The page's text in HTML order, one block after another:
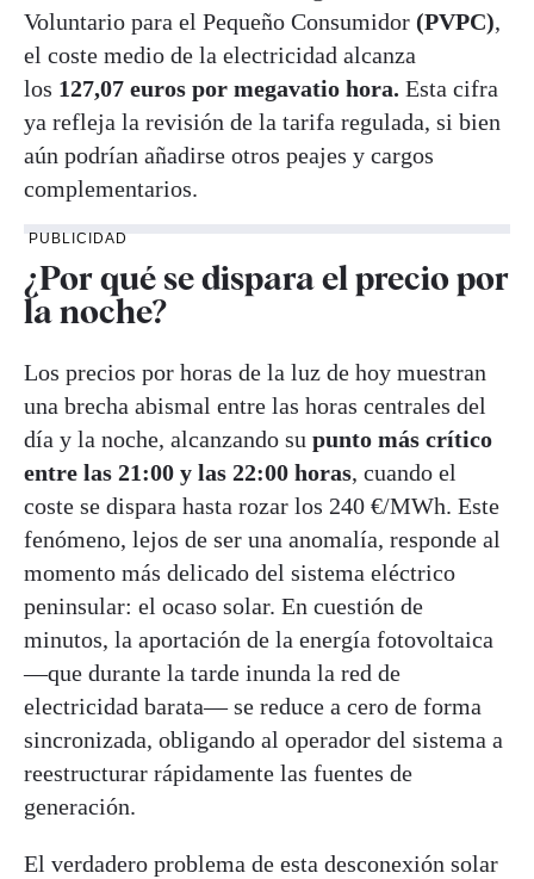
Voluntario para el Pequeño Consumidor (PVPC),
el coste medio de la electricidad alcanza
los 127,07 euros por megavatio hora. Esta cifra
ya refleja la revisión de la tarifa regulada, si bien
aún podrían añadirse otros peajes y cargos
complementarios.
PUBLICIDAD
¿Por qué se dispara el precio por
la noche?
Los precios por horas de la luz de hoy muestran
una brecha abismal entre las horas centrales del
día y la noche, alcanzando su punto más crítico
entre las 21:00 y las 22:00 horas, cuando el
coste se dispara hasta rozar los 240 €/MWh. Este
fenómeno, lejos de ser una anomalía, responde al
momento más delicado del sistema eléctrico
peninsular: el ocaso solar. En cuestión de
minutos, la aportación de la energía fotovoltaica
—que durante la tarde inunda la red de
electricidad barata— se reduce a cero de forma
sincronizada, obligando al operador del sistema a
reestructurar rápidamente las fuentes de
generación.
El verdadero problema de esta desconexión solar